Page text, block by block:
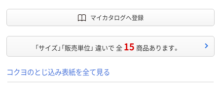
マイカタログへ登録
「サイズ」「販売単位」 違いで 全 15 商品あります。
コクヨのとじ込み表紙を全て見る